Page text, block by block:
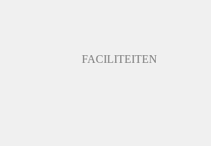
FACILITEITEN